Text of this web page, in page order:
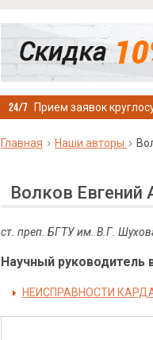
Прием заявок
Главная Наши авторы
Волков Евгений
ст. преп. БГТУ им. В.Г.
Научный руководитель
НЕИСПРАВНОСТИ